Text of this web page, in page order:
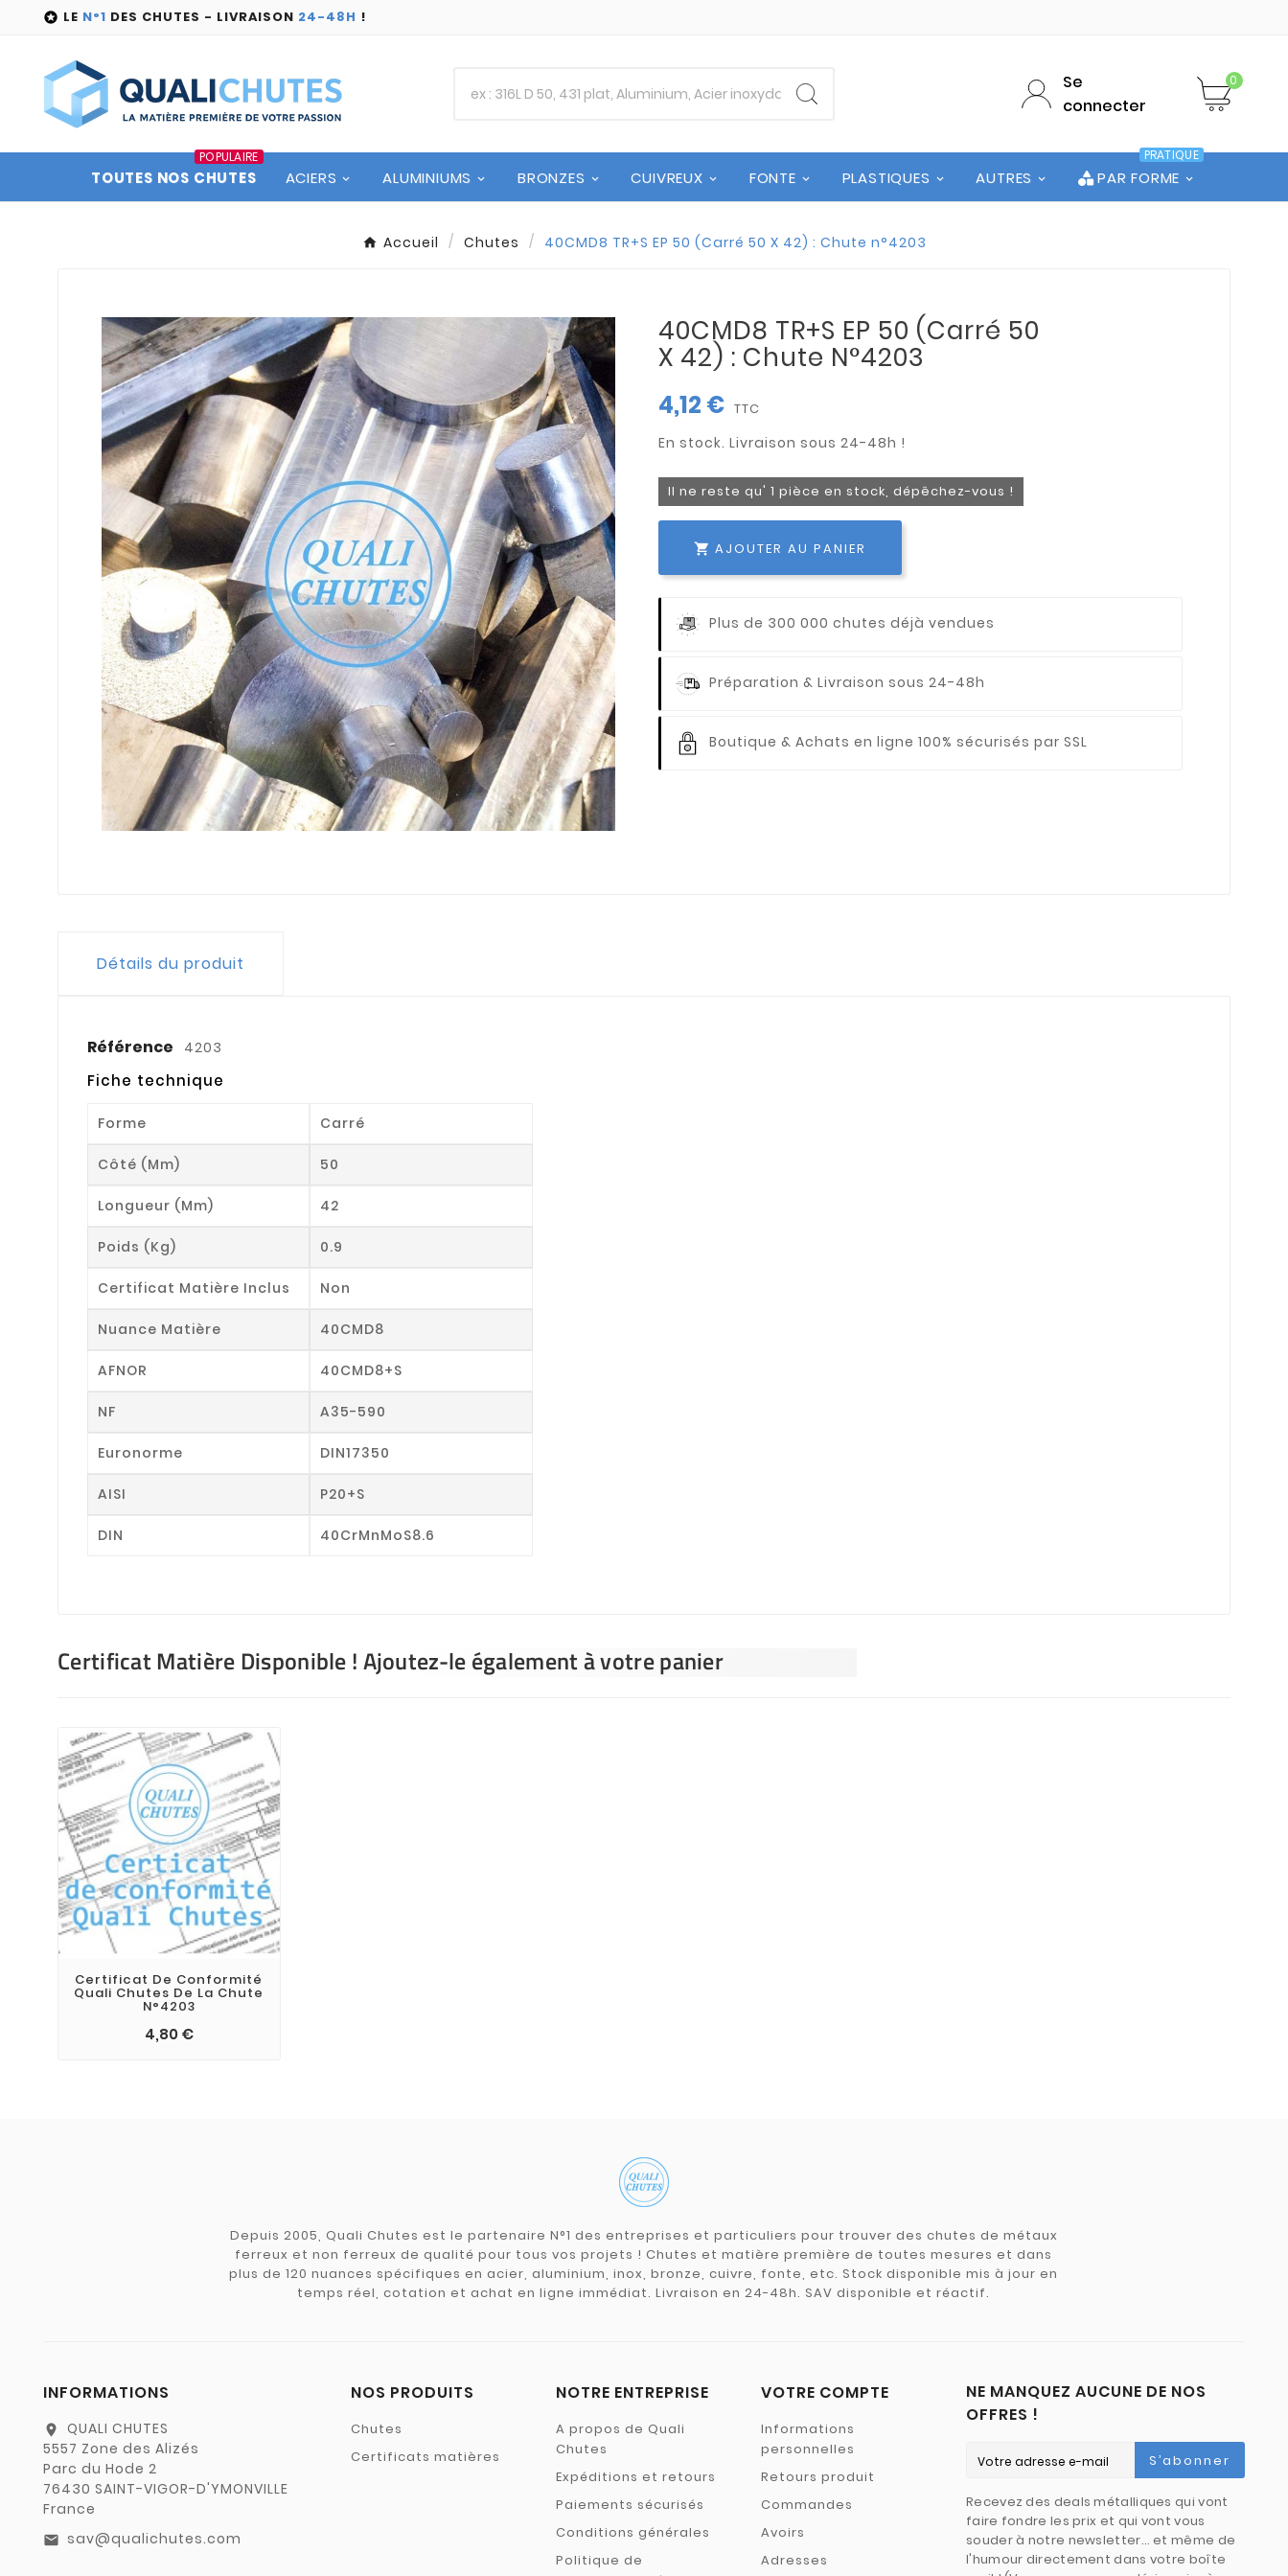
 LE N°1 DES CHUTES - LIVRAISON 24-48H !
Se
connecter
0
TOUTES NOS CHUTES
POPULAIRE
ACIERS ALUMINIUMS BRONZES CUIVREUX FONTE PLASTIQUES AUTRES PAR FORME
PRATIQUE
Accueil Chutes 40CMD8 TR+S EP 50 (Carré 50 X 42) : Chute n°4203
40CMD8 TR+S EP 50 (Carré 50
X 42) : Chute N°4203
4,12 € TTC
Il ne reste qu' 1 pièce en stock, dépêchez-vous !
 AJOUTER AU PANIER
Plus de 300 000 chutes déjà vendues
Préparation & Livraison sous 24-48h
Boutique & Achats en ligne 100% sécurisés par SSL
Détails du produit
Référence 4203
Fiche technique
Forme Carré
Côté (mm) 50
Longueur (mm) 42
Poids (kg) 0.9
Certificat Matière Inclus Non
Nuance Matière 40CMD8
AFNOR 40CMD8+S
NF A35-590
Euronorme DIN17350
AISI P20+S
DIN 40CrMnMoS8.6
Certificat Matière Disponible ! Ajoutez-le également à votre panier
Certificat De Conformité
Quali Chutes De La Chute
N°4203
4,80 €
Depuis 2005, Quali Chutes est le partenaire N°1 des entreprises et particuliers pour trouver des chutes de métaux
ferreux et non ferreux de qualité pour tous vos projets ! Chutes et matière première de toutes mesures et dans
plus de 120 nuances spécifiques en acier, aluminium, inox, bronze, cuivre, fonte, etc. Stock disponible mis à jour en
temps réel, cotation et achat en ligne immédiat. Livraison en 24-48h. SAV disponible et réactif.
INFORMATIONS
location_on
QUALI CHUTES
5557 Zone des Alizés
Parc du Hode 2
76430 SAINT-VIGOR-D'YMONVILLE
France
email sav@qualichutes.com
NOS PRODUITS
Chutes
Certificats matières
NOTRE ENTREPRISE
A propos de Quali
Chutes
Expéditions et retours
Paiements sécurisés
Conditions générales
Politique de
VOTRE COMPTE
Informations
personnelles
Retours produit
Commandes
Avoirs
Adresses
NE MANQUEZ AUCUNE DE NOS
OFFRES !
S’abonner
Recevez des deals métalliques qui vont
faire fondre les prix et qui vont vous
souder à notre newsletter… et même de
l'humour directement dans votre boîte